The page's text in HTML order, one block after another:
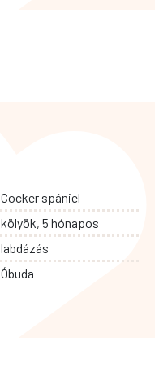
Cocker spániel
kölyök, 5 hónapos
labdázás
Óbuda